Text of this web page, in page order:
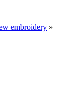
embroidery »